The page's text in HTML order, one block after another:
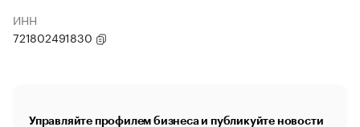
ИНН
721802491830
Управляйте профилем бизнеса и публикуйте новости